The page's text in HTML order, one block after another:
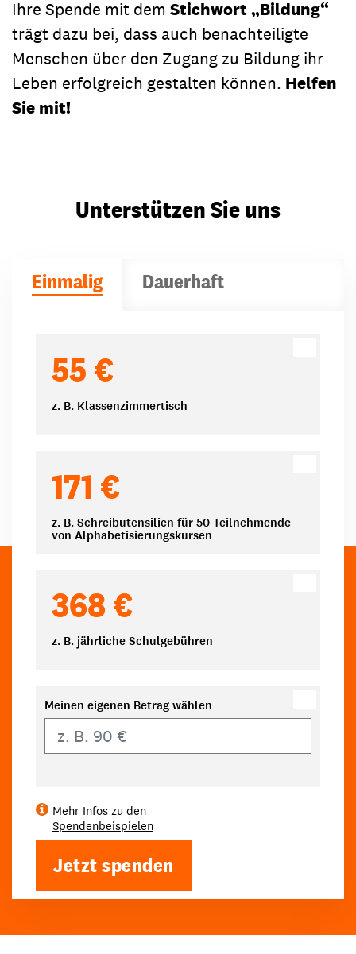
Ihre Spende mit dem Stichwort „Bildung“
trägt dazu bei, dass auch benachteiligte
Menschen über den Zugang zu Bildung ihr
Leben erfolgreich gestalten können. Helfen
Sie mit!
Unterstützen Sie uns
Einmalig Dauerhaft
55 €
z. B. Klassenzimmertisch
171 €
z. B. Schreibutensilien für 50 Teilnehmende
von Alphabetisierungskursen
368 €
z. B. jährliche Schulgebühren
Meinen eigenen Betrag wählen
Mehr Infos zu den
Spendenbeispielen
Jetzt spenden